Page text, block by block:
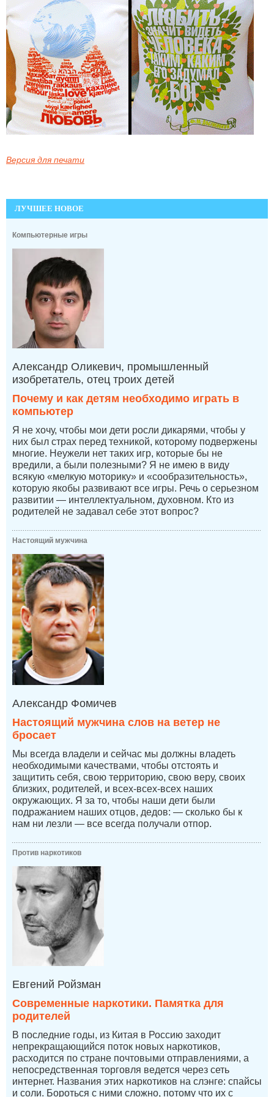
Версия для печати
ЛУЧШЕЕ НОВОЕ
Компьютерные игры
Александр Оликевич, промышленный
изобретатель, отец троих детей
Почему и как детям необходимо играть в
компьютер
Я не хочу, чтобы мои дети росли дикарями, чтобы у
них был страх перед техникой, которому подвержены
многие. Неужели нет таких игр, которые бы не
вредили, а были полезными? Я не имею в виду
всякую «мелкую моторику» и «сообразительность»,
которую якобы развивают все игры. Речь о серьезном
развитии — интеллектуальном, духовном. Кто из
родителей не задавал себе этот вопрос?
Настоящий мужчина
Александр Фомичев
Настоящий мужчина слов на ветер не
бросает
Мы всегда владели и сейчас мы должны владеть
необходимыми качествами, чтобы отстоять и
защитить себя, свою территорию, свою веру, своих
близких, родителей, и всех-всех-всех наших
окружающих. Я за то, чтобы наши дети были
подражанием наших отцов, дедов: — сколько бы к
нам ни лезли — все всегда получали отпор.
Против наркотиков
Евгений Ройзман
Современные наркотики. Памятка для
родителей
В последние годы, из Китая в Россию заходит
непрекращающийся поток новых наркотиков,
расходится по стране почтовыми отправлениями, а
непосредственная торговля ведется через сеть
интернет. Названия этих наркотиков на слэнге: спайсы
и соли. Бороться с ними сложно, потому что их с